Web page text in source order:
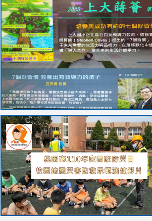
YfDQppRvyMk686kIw6SBbssEIZ6WnT/
usp=sharing
to
https://drive.google.com/file/d/1I-
YfDQppRvyMk686kIw6SBbssEIZ6WnT/
usp=sharing
to
https://sites.google.com/stes.tyc.edu.tw/
link
to
https://sites.google.com/stes.tyc.edu.tw/
link
to
https://drive.google.com/file/d/
usp=sharing
link
to
https://youtu.be/jJOMVWY3-
8M
link
to
https://drive.google.com/file/d/
usp=sharing